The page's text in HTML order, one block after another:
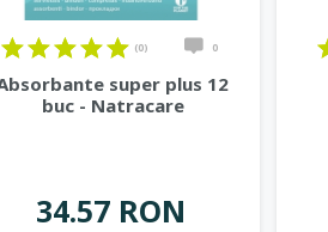
(0) 0
super plus 12
buc - Natracare
34.57 RON